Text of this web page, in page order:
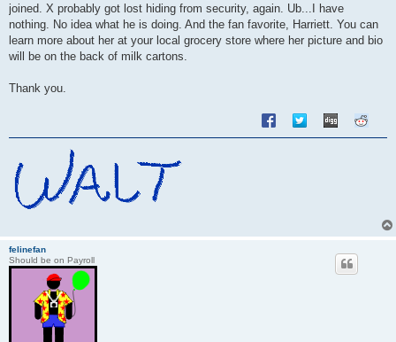
joined. X probably got lost hiding from security, again. Ub...I have
nothing. No idea what he is doing. And the fan favorite, Harriett. You can
learn more about her at your local grocery store where her picture and bio
will be on the back of milk cartons.
Thank you.
felinefan
Should be on Payroll